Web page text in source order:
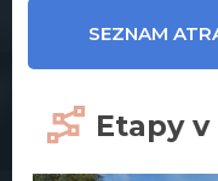
SEZNAM
Etapy